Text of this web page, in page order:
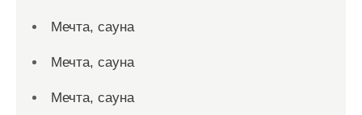
Мечта, сауна
Мечта, сауна
Мечта, сауна